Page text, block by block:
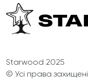
Starwood 2025
© Усі права захищені